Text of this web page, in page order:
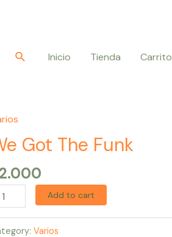
BuscarInicio Tienda Carrito
Got The Funk
2.000
Add to cart
Varios